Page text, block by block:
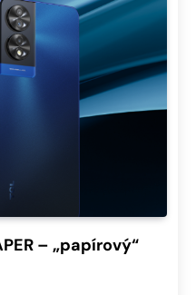
– „papírový“